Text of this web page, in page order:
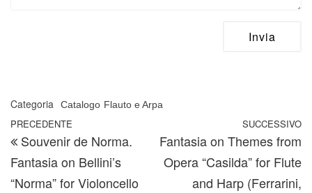
Categoria Catalogo Flauto e Arpa
Navigazione articoli
Articolo precedente
PRECEDENTE
Souvenir de Norma.
Fantasia on Bellini’s
“Norma” for Violoncello
SUCCESSIVO
Fantasia on Themes from
Opera “Casilda” for Flute
and Harp (Ferrarini,